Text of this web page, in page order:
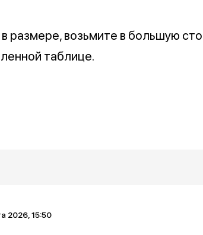
размере, возьмите в большую
таблице.
2026, 15:50